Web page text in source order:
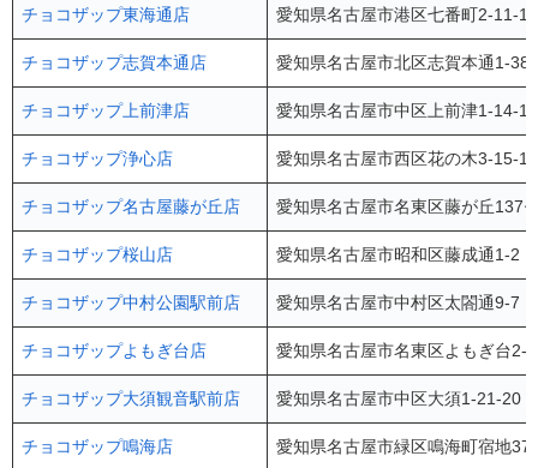
チョコザップ東海通店 愛知県名古屋市港区七番町2-
チョコザップ志賀本通店 愛知県名古屋市北区志賀本通1-
チョコザップ上前津店 愛知県名古屋市中区上前津1-
チョコザップ浄心店 愛知県名古屋市西区花の木3-
チョコザップ名古屋藤が丘店 愛知県名古屋市名東区藤が丘
チョコザップ桜山店 愛知県名古屋市昭和区藤成通1-
チョコザップ中村公園駅前店 愛知県名古屋市中村区太閤通9-
チョコザップよもぎ台店 愛知県名古屋市名東区よもぎ台
チョコザップ大須観音駅前店 愛知県名古屋市中区大須1-21-
チョコザップ鳴海店 愛知県名古屋市緑区鳴海町宿地